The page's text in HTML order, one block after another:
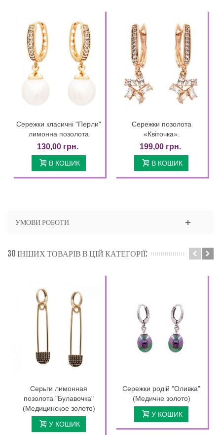
Сережки класичні "Перли"
лимонна позолота
130,00 грн.
В КОШИК
Сережки позолота
«Квіточка».
199,00 грн.
В КОШИК
УМОВИ РОБОТИ
30 ІНШИХ ТОВАРІВ В ЦІЙ КАТЕГОРІЇ:
Серьги лимонная
позолота "Булавочка"
(Медицинское золото)
У КОШИК
Сережки родій "Оливка"
(Медичне золото)
У КОШИК